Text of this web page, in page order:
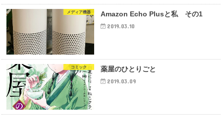
メディア機器 Amazon Echo Plusと私 その1
2019.03.10
コミック 薬屋のひとりごと
2019.03.09